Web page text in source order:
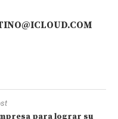
para lograr su